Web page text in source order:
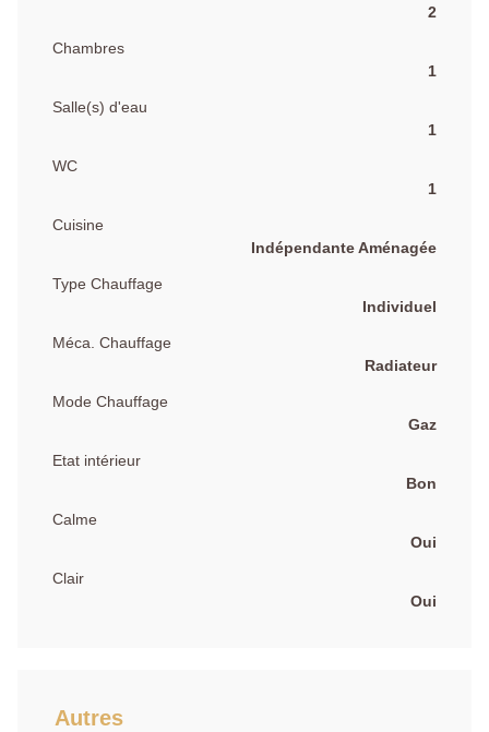
2
Chambres
1
Salle(s) d'eau
1
WC
1
Cuisine
Indépendante Aménagée
Type Chauffage
Individuel
Méca. Chauffage
Radiateur
Mode Chauffage
Gaz
Etat intérieur
Bon
Calme
Oui
Clair
Oui
Autres